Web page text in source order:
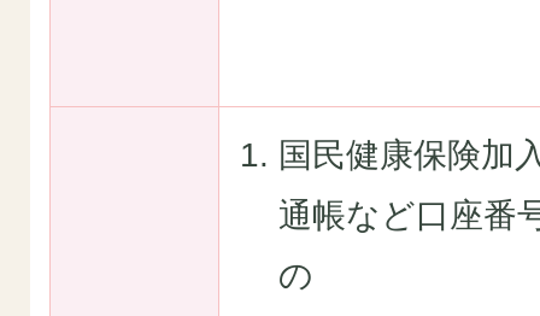
国民健康保険加
通帳など口座番
の